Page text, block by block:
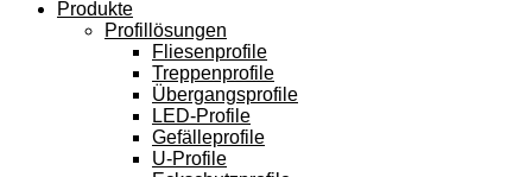
Produkte
Profillösungen
Fliesenprofile
Treppenprofile
Übergangsprofile
LED-Profile
Gefälleprofile
U-Profile